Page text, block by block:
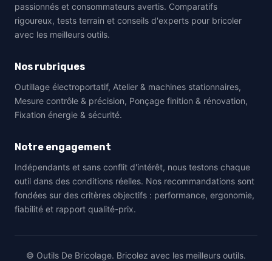
passionnés et consommateurs avertis. Comparatifs
rigoureux, tests terrain et conseils d'experts pour bricoler
avec les meilleurs outils.
Nos rubriques
Outillage électroportatif, Atelier & machines stationnaires,
Mesure contrôle & précision, Ponçage finition & rénovation,
Fixation énergie & sécurité.
Notre engagement
Indépendants et sans conflit d'intérêt, nous testons chaque
outil dans des conditions réelles. Nos recommandations sont
fondées sur des critères objectifs : performance, ergonomie,
fiabilité et rapport qualité-prix.
© Outils De Bricolage. Bricolez avec les meilleurs outils.